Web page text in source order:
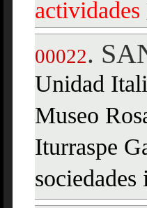
actividades
00022.
Unidad
Museo
Iturraspe